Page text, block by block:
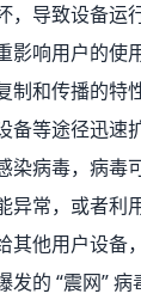
，导致设备运
影响用户的使
制和传播的特
备等途径迅速
染病毒，病毒
异常，或者利
其他用户设备
发的 “震网”